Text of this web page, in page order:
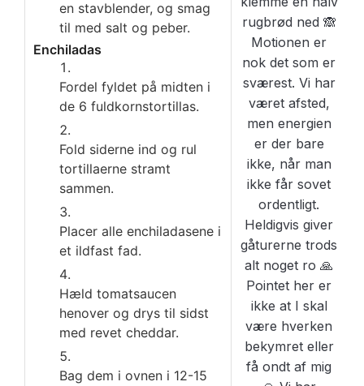
en stavblender, og smag
til med salt og peber.
Enchiladas
Fordel fyldet på midten i
de 6 fuldkornstortillas.
Fold siderne ind og rul
tortillaerne stramt
sammen.
Placer alle enchiladasene i
et ildfast fad.
Hæld tomatsaucen
henover og drys til sidst
med revet cheddar.
Bag dem i ovnen i 12-15